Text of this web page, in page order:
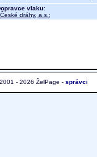
vlaku:
České dráhy, a.s. ;
- 2026 ŽelPage - správci